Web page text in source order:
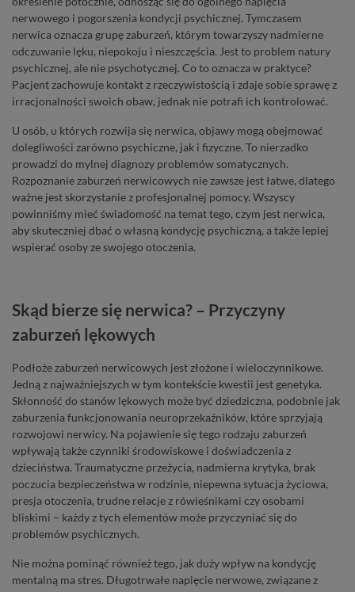
nerwowego i pogorszenia kondycji psychicznej. Tymczasem
nerwica oznacza grupę zaburzeń, którym towarzyszy nadmierne
odczuwanie lęku, niepokoju i nieszczęścia. Jest to problem natury
psychicznej, ale nie psychotycznej. Co to oznacza w praktyce?
Pacjent zachowuje kontakt z rzeczywistością i zdaje sobie sprawę z
irracjonalności swoich obaw, jednak nie potrafi ich kontrolować.
U osób, u których rozwija się nerwica, objawy mogą obejmować
dolegliwości zarówno psychiczne, jak i fizyczne. To nierzadko
prowadzi do mylnej diagnozy problemów somatycznych.
Rozpoznanie zaburzeń nerwicowych nie zawsze jest łatwe, dlatego
ważne jest skorzystanie z profesjonalnej pomocy. Wszyscy
powinniśmy mieć świadomość na temat tego, czym jest nerwica,
aby skuteczniej dbać o własną kondycję psychiczną, a także lepiej
wspierać osoby ze swojego otoczenia.
Skąd bierze się nerwica? – Przyczyny
zaburzeń lękowych
Podłoże zaburzeń nerwicowych jest złożone i wieloczynnikowe.
Jedną z najważniejszych w tym kontekście kwestii jest genetyka.
Skłonność do stanów lękowych może być dziedziczna, podobnie jak
zaburzenia funkcjonowania neuroprzekaźników, które sprzyjają
rozwojowi nerwicy. Na pojawienie się tego rodzaju zaburzeń
wpływają także czynniki środowiskowe i doświadczenia z
dzieciństwa. Traumatyczne przeżycia, nadmierna krytyka, brak
poczucia bezpieczeństwa w rodzinie, niepewna sytuacja życiowa,
presja otoczenia, trudne relacje z rówieśnikami czy osobami
bliskimi – każdy z tych elementów może przyczyniać się do
problemów psychicznych.
Nie można pominąć również tego, jak duży wpływ na kondycję
mentalną ma stres. Długotrwałe napięcie nerwowe, związane z